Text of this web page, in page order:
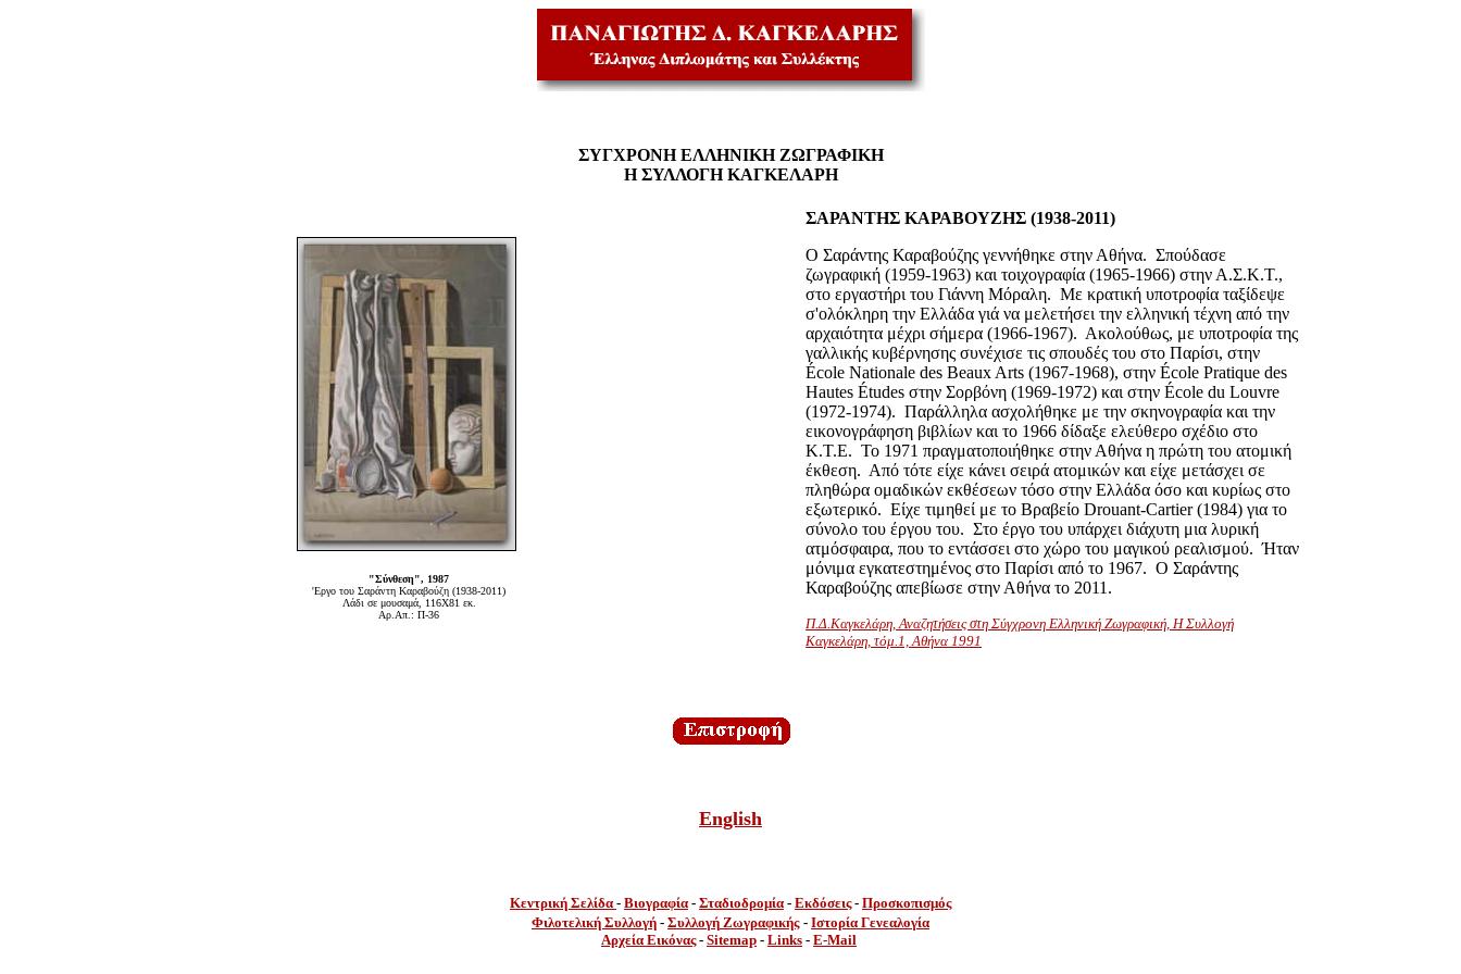
ΣΥΓΧΡΟΝΗ ΕΛΛΗΝΙΚΗ ΖΩΓΡΑΦΙΚΗ
Η ΣΥΛΛΟΓΗ ΚΑΓΚΕΛΑΡΗ
"Σύνθεση", 1987
'Εργο του Σαράντη Καραβούζη (1938-2011)
Λάδι σε μουσαμά, 116Χ81 εκ.
Αρ.Απ.: Π-36
ΣΑΡΑΝΤΗΣ ΚΑΡΑΒΟΥΖΗΣ (1938-2011)
Ο Σαράντης Καραβούζης γεννήθηκε στην Αθήνα. Σπούδασε
ζωγραφική (1959-1963) και τοιχογραφία (1965-1966) στην Α.Σ.Κ.Τ.,
στο εργαστήρι του Γιάννη Μόραλη. Με κρατική υποτροφία ταξίδεψε
σ'ολόκληρη την Ελλάδα γιά να μελετήσει την ελληνική τέχνη από την
αρχαιότητα μέχρι σήμερα (1966-1967). Ακολούθως, με υποτροφία της
γαλλικής κυβέρνησης συνέχισε τις σπουδές του στο Παρίσι, στην
École Nationale des Beaux Arts (1967-1968), στην École Pratique des
Hautes Études στην Σορβόνη (1969-1972) και στην École du Louvre
(1972-1974). Παράλληλα ασχολήθηκε με την σκηνογραφία και την
εικονογράφηση βιβλίων και το 1966 δίδαξε ελεύθερο σχέδιο στο
Κ.Τ.Ε. Το 1971 πραγματοποιήθηκε στην Αθήνα η πρώτη του ατομική
έκθεση. Από τότε είχε κάνει σειρά ατομικών και είχε μετάσχει σε
πληθώρα ομαδικών εκθέσεων τόσο στην Ελλάδα όσο και κυρίως στο
εξωτερικό. Είχε τιμηθεί με το Βραβείο Drouant-Cartier (1984) για το
σύνολο του έργου του. Στο έργο του υπάρχει διάχυτη μια λυρική
ατμόσφαιρα, που το εντάσσει στο χώρο του μαγικού ρεαλισμού.Ήταν
μόνιμα εγκατεστημένος στο Παρίσι από το 1967. Ο Σαράντης
Καραβούζης απεβίωσε στην Αθήνα το 2011.
Π.Δ.Καγκελάρη, Αναζητήσεις στη Σύγχρονη Ελληνική Ζωγραφική, Η Συλλογή
Καγκελάρη, τόμ.1, Αθήνα 1991
English
Κεντρική Σελίδα - Βιογραφία - Σταδιοδρομία - Εκδόσεις- Προσκοπισμός
Φιλοτελική Συλλογή - Συλλογή Ζωγραφικής - Ιστορία Γενεαλογία
Αρχεία Εικόνας- Sitemap - Links - E-Mail